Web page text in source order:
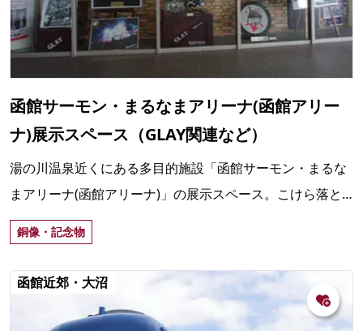
函館サーモン・まるなまアリーナ(函館アリー
ナ)展示スペース（GLAY関連など）
湯の川温泉近くにある多目的施設「函館サーモン・まるな
まアリーナ(函館アリーナ)」の展示スペース。こけら落と
し公演後にGLAYのメンバーから函館市に贈られたサイン入
りギターやTシャツなどが展示してある。
銅像・記念物
函館近郊・大沼